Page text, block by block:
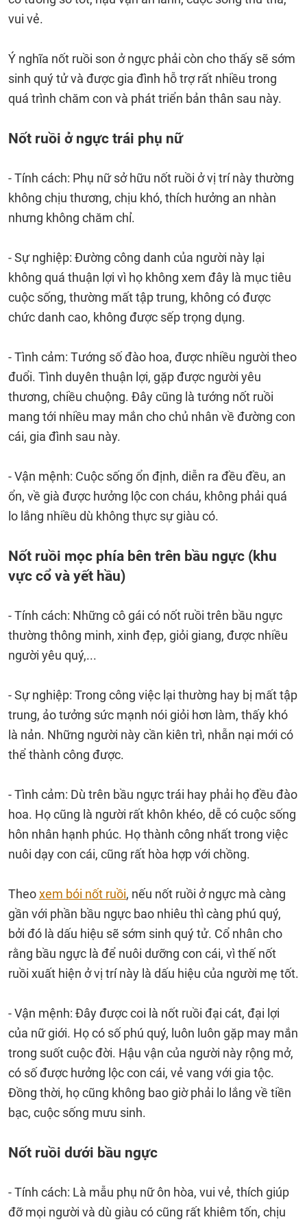
vui vẻ.
Ý nghĩa nốt ruồi son ở ngực phải còn cho thấy sẽ sớm
sinh quý tử và được gia đình hỗ trợ rất nhiều trong
quá trình chăm con và phát triển bản thân sau này.
Nốt ruồi ở ngực trái phụ nữ
- Tính cách: Phụ nữ sở hữu nốt ruồi ở vị trí này thường
không chịu thương, chịu khó, thích hưởng an nhàn
nhưng không chăm chỉ.
- Sự nghiệp: Đường công danh của người này lại
không quá thuận lợi vì họ không xem đây là mục tiêu
cuộc sống, thường mất tập trung, không có được
chức danh cao, không được sếp trọng dụng.
- Tình cảm: Tướng số đào hoa, được nhiều người theo
đuổi. Tình duyên thuận lợi, gặp được người yêu
thương, chiều chuộng. Đây cũng là tướng nốt ruồi
mang tới nhiều may mắn cho chủ nhân về đường con
cái, gia đình sau này.
- Vận mệnh: Cuộc sống ổn định, diễn ra đều đều, an
ổn, về già được hưởng lộc con cháu, không phải quá
lo lắng nhiều dù không thực sự giàu có.
Nốt ruồi mọc phía bên trên bầu ngực (khu
vực cổ và yết hầu)
- Tính cách: Những cô gái có nốt ruồi trên bầu ngực
thường thông minh, xinh đẹp, giỏi giang, được nhiều
người yêu quý,...
- Sự nghiệp: Trong công việc lại thường hay bị mất tập
trung, ảo tưởng sức mạnh nói giỏi hơn làm, thấy khó
là nản. Những người này cần kiên trì, nhẫn nại mới có
thể thành công được.
- Tình cảm: Dù trên bầu ngực trái hay phải họ đều đào
hoa. Họ cũng là người rất khôn khéo, dễ có cuộc sống
hôn nhân hạnh phúc. Họ thành công nhất trong việc
nuôi dạy con cái, cũng rất hòa hợp với chồng.
Theoxem bói nốt ruồi, nếu nốt ruồi ở ngực mà càng
gần với phần bầu ngực bao nhiêu thì càng phú quý,
bởi đó là dấu hiệu sẽ sớm sinh quý tử. Cổ nhân cho
rằng bầu ngực là để nuôi dưỡng con cái, vì thế nốt
ruồi xuất hiện ở vị trí này là dấu hiệu của người mẹ tốt.
- Vận mệnh: Đây được coi là nốt ruồi đại cát, đại lợi
của nữ giới. Họ có số phú quý, luôn luôn gặp may mắn
trong suốt cuộc đời. Hậu vận của người này rộng mở,
có số được hưởng lộc con cái, vẻ vang với gia tộc.
Đồng thời, họ cũng không bao giờ phải lo lắng về tiền
bạc, cuộc sống mưu sinh.
Nốt ruồi dưới bầu ngực
- Tính cách: Là mẫu phụ nữ ôn hòa, vui vẻ, thích giúp
đỡ mọi người và dù giàu có cũng rất khiêm tốn, chịu